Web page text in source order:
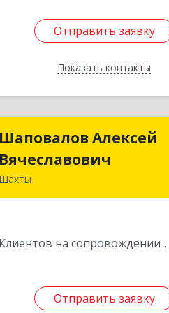
Отправить заявку
Показать контакты
Отправить заявку
Назад
Шаповалов Алексей
Вячеславович
Шахты
Клиентов на сопровождении
Отправить заявку
Шаповалов
Отправить заявку